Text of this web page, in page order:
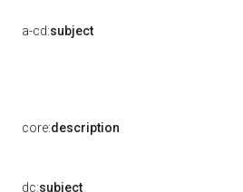
a-cd:subject
core:description
dc:subject